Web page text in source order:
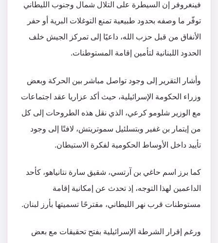
فينغروفر إن السيطرة على التلال شمال وجنوب الليطاني
توفّر ما وصفه بحدود طبيعية تمنع التوغلات البرية أو حفر
الأنفاق من قبل حزب الله، داعيًا إلى تمركز الجيش خلف
الحدود اللبنانية لتأمين إقامة المستوطنات.
وأشار التقرير إلى وجود تواصل مباشر بين الحركة وبعض
وزراء الحكومة الإسرائيلية، حيث أكد عزاريا عقد اجتماعات
مع الوزير شلومو كرعي، الذي نقل هذه الطروحات إلى كل
من إيتمار بن غفير وبتسلئيل سموتريتش، لافتًا إلى وجود
تأييد داخل الأوساط الحكومية لفكرة الاستيطان.
كما برز اسم حاغي بن آرتسي، شقيق سارة نتانياهو، كأحد
الداعمين لهذا التوجه، إذ تحدث عن إمكانية إقامة
مستوطنات قرب نهر الليطاني، مقترحًا تسميتها بأرز لبنان.
ورغم إقرار الشرطة الإسرائيلية بفتح تحقيقات مع بعض